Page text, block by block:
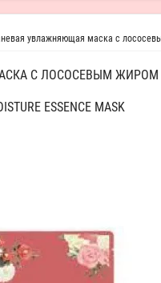
увлажняющая маска с
С ЛОСОСЕВЫМ ЖИРОМ
ESSENCE MASK